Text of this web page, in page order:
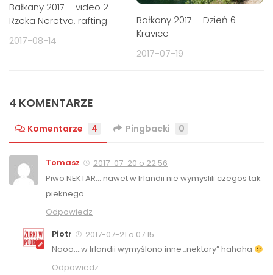
Bałkany 2017 – video 2 –
Rzeka Neretva, rafting
2017-08-14
Bałkany 2017 – Dzień 6 –
Kravice
2017-07-19
4 KOMENTARZE
Komentarze 4 Pingbacki 0
Tomasz
2017-07-20 o 22:56
Piwo NEKTAR… nawet w Irlandii nie wymyslili czegos tak
pieknego
Odpowiedz
Piotr
2017-07-21 o 07:15
Nooo….w Irlandii wymyślono inne „nektary” hahaha
Odpowiedz